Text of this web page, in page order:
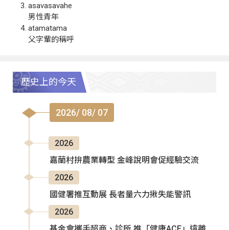
asavasavahe
男性青年
atamatama
父字輩的稱呼
歷史上的今天
2026/ 08/ 07
2026
嘉蘭村拚農業轉型 金峰說明會促經驗交流
2026
國健署推互動展 長者量六力揪失能警訊
2026